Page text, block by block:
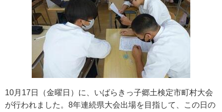
10月17日（金曜日）に、いばらきっ子郷土検定市町村大会
が行われました。8年連続県大会出場を目指して、この日の